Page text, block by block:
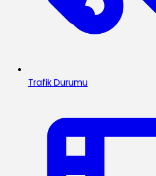
Trafik Durumu